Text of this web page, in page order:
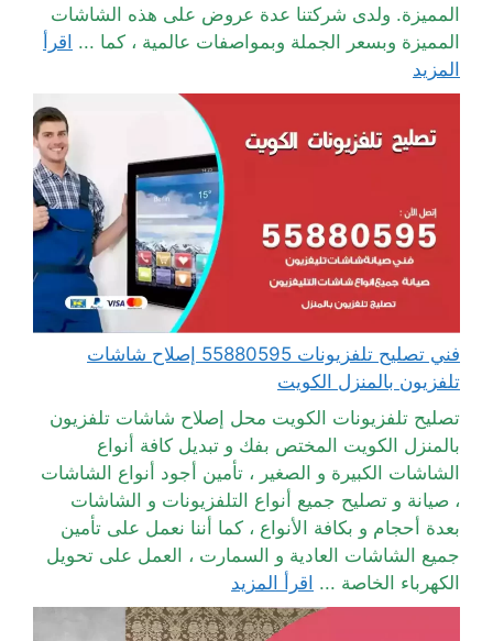
المميزة. ولدى شركتنا عدة عروض على هذه الشاشات
المميزة وبسعر الجملة وبمواصفات عالمية ، كما ... اقرأ
المزيد
فني تصليح تلفزيونات 55880595 إصلاح شاشات
تلفزيون بالمنزل الكويت
تصليح تلفزيونات الكويت محل إصلاح شاشات تلفزيون
بالمنزل الكويت المختص بفك و تبديل كافة أنواع
الشاشات الكبيرة و الصغير ، تأمين أجود أنواع الشاشات
، صيانة و تصليح جميع أنواع التلفزيونات و الشاشات
بعدة أحجام و بكافة الأنواع ، كما أننا نعمل على تأمين
جميع الشاشات العادية و السمارت ، العمل على تحويل
الكهرباء الخاصة ... اقرأ المزيد